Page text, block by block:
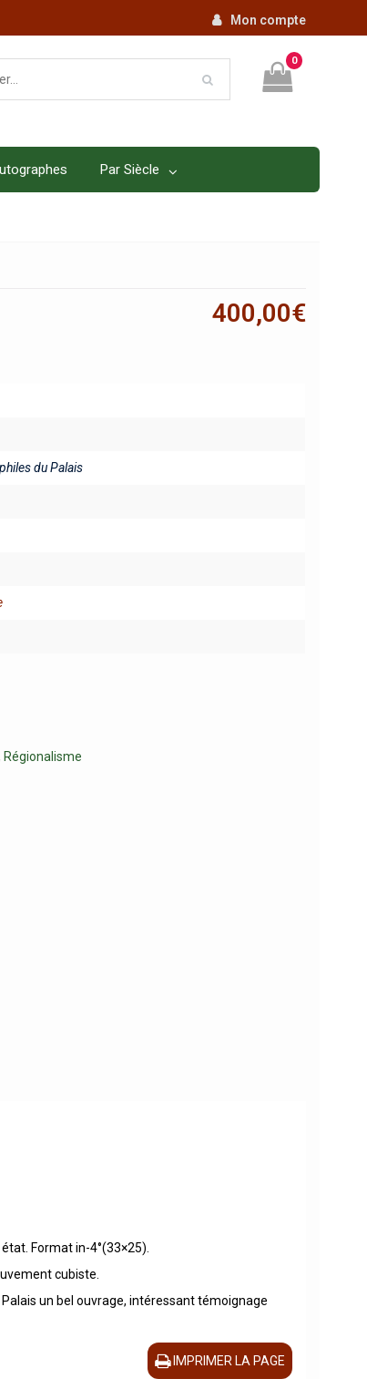
Mon compte
0
Par Siècle
400,00€
du Palais
Régionalisme
Format in-4°(33×25).
cubiste.
un bel ouvrage, intéressant témoignage
IMPRIMER LA PAGE